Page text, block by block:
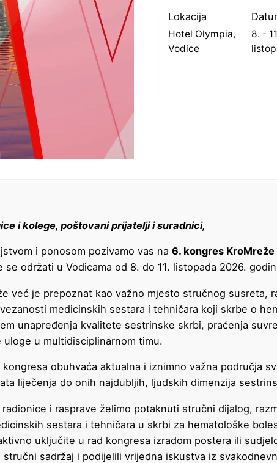
Lokacija
Hotel Olympia,
Vodice
8. -
i kolege, poštovani prijatelji i suradnici,
i ponosom pozivamo vas na6. kongres
se održati u Vodicama od 8. do 11. listopada 2026.
već je prepoznat kao važno mjesto stručnog susreta,
medicinskih sestara i tehničara koji skrbe o
unapređenja kvalitete sestrinske skrbi, praćenja
uloge u multidisciplinarnom timu.
obuhvaća aktualna i iznimno važna područja
liječenja do onih najdubljih, ljudskih dimenzija
radionice i rasprave želimo potaknuti stručni dijalog,
sestara i tehničara u skrbi za hematološke
uključite u rad kongresa izradom postera ili
sadržaj i podijelili vrijedna iskustva iz